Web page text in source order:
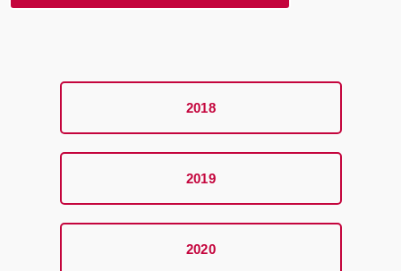
2018
2019
2020